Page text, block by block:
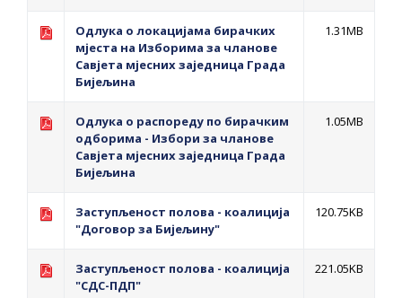
Одлука о локацијама бирачких
мјеста на Изборима за чланове
Савјета мјесних заједница Града
Бијељина
1.31MB
Одлука о распореду по бирачким
одборима - Избори за чланове
Савјета мјесних заједница Града
Бијељина
1.05MB
Заступљеност полова - коалиција
"Договор за Бијељину"
120.75KB
Заступљеност полова - коалиција
"СДС-ПДП"
221.05KB